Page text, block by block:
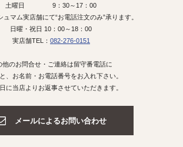
土曜日 9：30～17：00
マム実店舗にて“お電話注文のみ”承ります。
日曜・祝日 10：00～18：00
実店舗TEL： 082-276-0151
他のお問合せ・ご連絡は留守番電話に
、お名前・お電話番号をお入れ下さい。
に当店よりお返事させていただきます。
メールによるお問い合わせ